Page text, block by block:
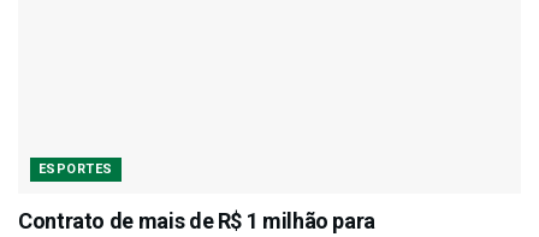
ESPORTES
Contrato de mais de R$ 1 milhão para